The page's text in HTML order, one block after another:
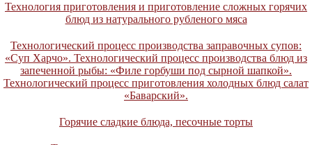
Технология приготовления и приготовление сложных горячих
блюд из натурального рубленого мяса
Технологический процесс производства заправочных супов:
«Суп Харчо». Технологический процесс производства блюд из
запеченной рыбы: «Филе горбуши под сырной шапкой».
Технологический процесс приготовления холодных блюд салат
«Баварский».
Горячие сладкие блюда, песочные торты